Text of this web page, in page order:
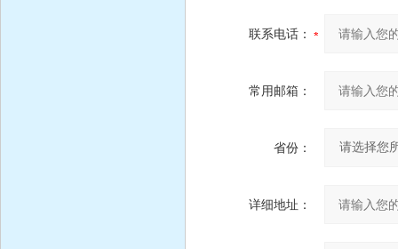
联系电话：
常用邮箱：
省份：
详细地址：